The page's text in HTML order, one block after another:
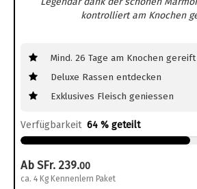
kontrolliert am Knochen
Mind. 26 Tage am Knochen gereift
Deluxe Rassen entdecken
Exklusives Fleisch geniessen
Verfügbarkeit 64 % geteilt
Ab SFr. 239.00
ca. 4 Kg Kennenlern Paket